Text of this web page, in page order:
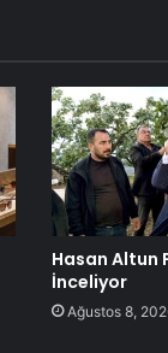
Hasan Altun
İnceliyor
Ağustos 8,